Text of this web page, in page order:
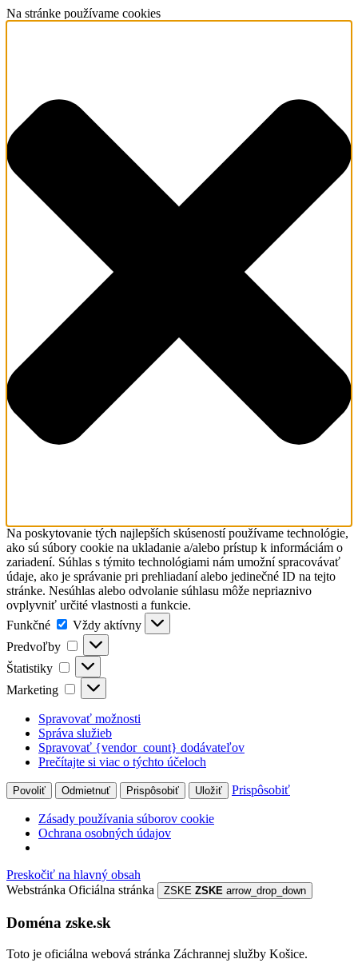
Na stránke používame cookies
Na poskytovanie tých najlepších skúseností používame technológie,
ako sú súbory cookie na ukladanie a/alebo prístup k informáciám o
zariadení. Súhlas s týmito technológiami nám umožní spracovávať
údaje, ako je správanie pri prehliadaní alebo jedinečné ID na tejto
stránke. Nesúhlas alebo odvolanie súhlasu môže nepriaznivo
ovplyvniť určité vlastnosti a funkcie.
Funkčné
Funkčné
Vždy aktívny
Predvoľby
Predvoľby
Štatistiky Štatistiky
Marketing Marketing
Spravovať možnosti
Správa služieb
Spravovať {vendor_count} dodávateľov
Prečítajte si viac o týchto účeloch
Povoliť Odmietnuť Prispôsobiť Uložiť Prispôsobiť
Zásady používania súborov cookie
Ochrana osobných údajov
Preskočiť na hlavný obsah
Webstránka Oficiálna stránka ZSKE ZSKE arrow_drop_down
Doména zske.sk
Toto je oficiálna webová stránka Záchrannej služby Košice.